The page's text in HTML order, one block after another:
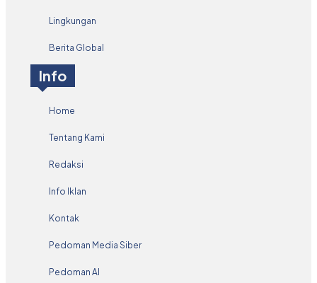
Lingkungan
Berita Global
Info
Home
Tentang Kami
Redaksi
Info Iklan
Kontak
Pedoman Media Siber
Pedoman AI